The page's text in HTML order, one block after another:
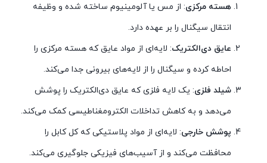
هسته مرکزی: از مس یا آلومینیوم ساخته شده و وظیفه
انتقال سیگنال را بر عهده دارد.
عایق دی‌الکتریک: لایه‌ای از مواد عایق که هسته مرکزی را
احاطه کرده و سیگنال را از لایه‌های بیرونی جدا می‌کند.
شیلد فلزی: یک لایه فلزی که عایق دی‌الکتریک را پوشش
می‌دهد و به کاهش تداخلات الکترومغناطیسی کمک می‌کند.
پوشش خارجی: لایه‌ای از مواد پلاستیکی که کل کابل را
محافظت می‌کند و از آسیب‌های فیزیکی جلوگیری می‌کند.